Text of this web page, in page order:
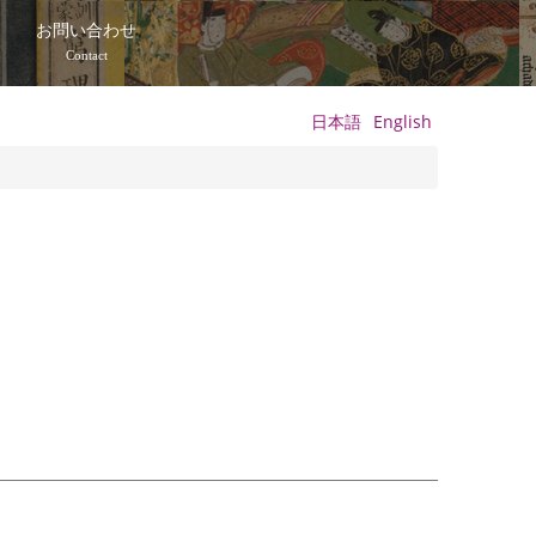
お問い合わせ
Contact
日本語 English